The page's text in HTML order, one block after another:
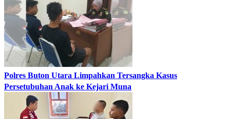
Polres Buton Utara Limpahkan Tersangka Kasus
Persetubuhan Anak ke Kejari Muna